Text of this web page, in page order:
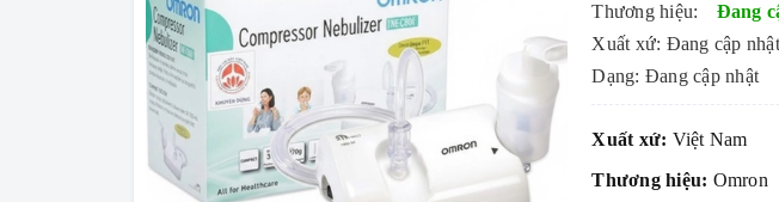
Thương hiệu:
Đang
Xuất xứ: Đang cập nhật
Dạng: Đang cập nhật
Xuất xứ: Việt Nam
Thương hiệu: Omron